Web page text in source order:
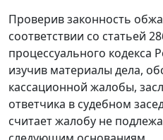
Проверив законность
соответствии со статьей
процессуального кодекса
изучив материалы дела,
кассационной жалобы,
ответчика в судебном
считает жалобу не